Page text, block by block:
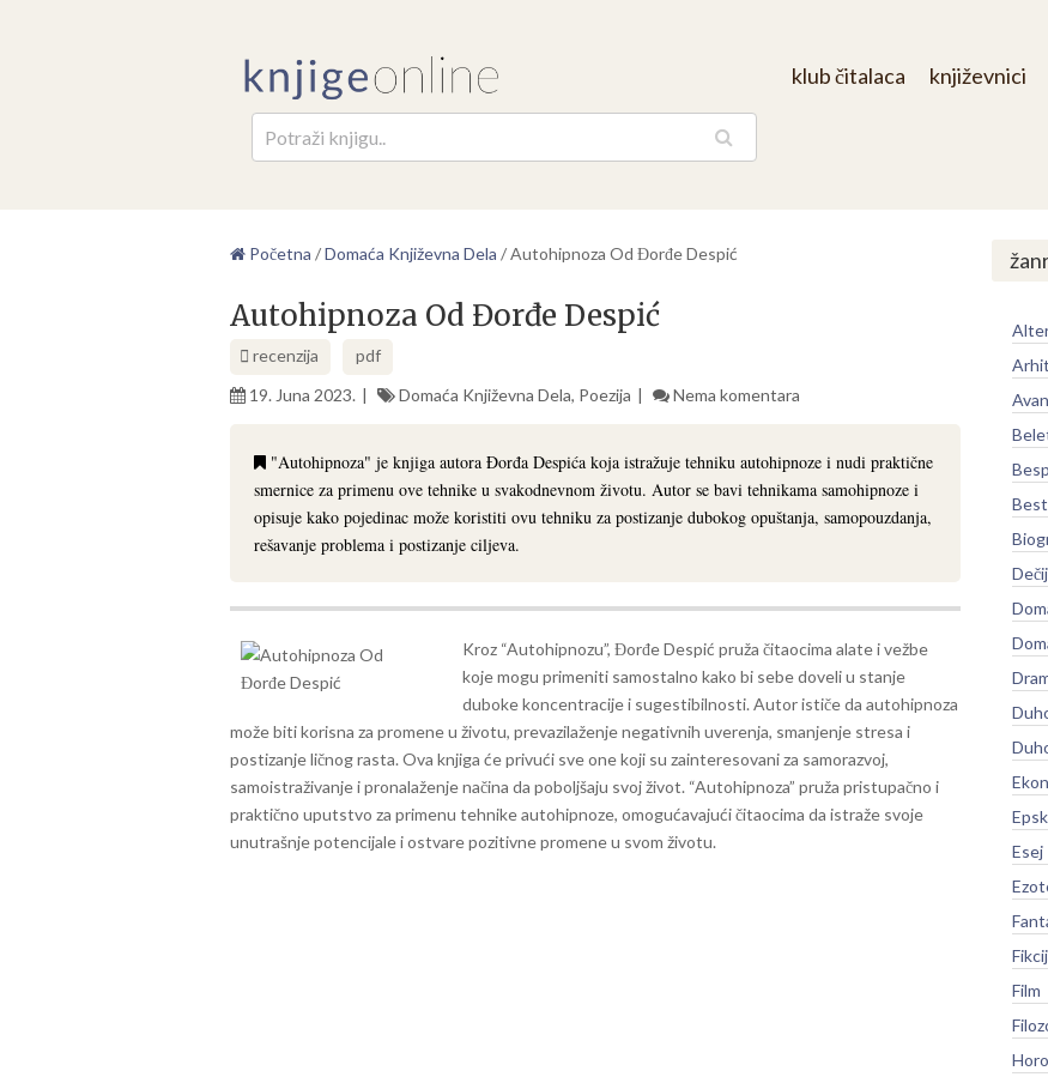
klub čitalaca književnici
Početna /Domaća Književna Dela /Autohipnoza Od Đorđe Despić
Autohipnoza Od Đorđe Despić
recenzija
pdf
19. Juna 2023.
Domaća Književna Dela, Poezija Nema komentara
"Autohipnoza" je knjiga autora Đorđa Despića koja istražuje tehniku autohipnoze i nudi praktične
smernice za primenu ove tehnike u svakodnevnom životu. Autor se bavi tehnikama samohipnoze i
opisuje kako pojedinac može koristiti ovu tehniku za postizanje dubokog opuštanja, samopouzdanja,
rešavanje problema i postizanje ciljeva.
Kroz “Autohipnozu”, Đorđe Despić pruža čitaocima alate i vežbe
koje mogu primeniti samostalno kako bi sebe doveli u stanje
duboke koncentracije i sugestibilnosti. Autor ističe da autohipnoza
može biti korisna za promene u životu, prevazilaženje negativnih uverenja, smanjenje stresa i
postizanje ličnog rasta. Ova knjiga će privući sve one koji su zainteresovani za samorazvoj,
samoistraživanje i pronalaženje načina da poboljšaju svoj život. “Autohipnoza” pruža pristupačno i
praktično uputstvo za primenu tehnike autohipnoze, omogućavajući čitaocima da istraže svoje
unutrašnje potencijale i ostvare pozitivne promene u svom životu.
Esej
Film